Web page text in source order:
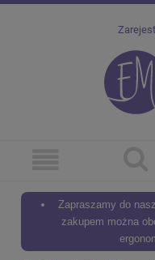
Zapraszamy do
zakupem można